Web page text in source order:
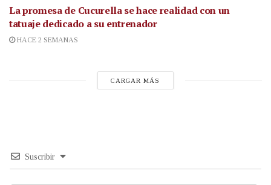
La promesa de Cucurella se hace realidad con un
tatuaje dedicado a su entrenador
HACE 2 SEMANAS
CARGAR MÁS
Suscribir